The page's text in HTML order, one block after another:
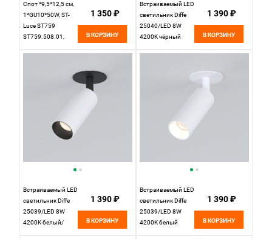
Спот *9,5*12,5 см,
1*GU10*50W, ST-
Luce ST759
ST759.508.01,
1 350 ₽
В КОРЗИНУ
Встраиваемый LED
светильник Diffe
25040/LED 8W
4200K чёрный
1 390 ₽
В КОРЗИНУ
Встраиваемый LED
светильник Diffe
25039/LED 8W
4200K белый/
1 390 ₽
В КОРЗИНУ
Встраиваемый LED
светильник Diffe
25039/LED 8W
4200K белый
1 390 ₽
В КОРЗИНУ